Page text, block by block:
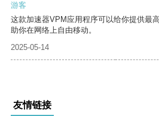
游客
这款加速器VPM应用程序可以给你提供最
助你在网络上自由移动。
2025-05-14
友情链接